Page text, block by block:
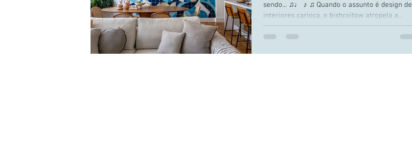
sendo... ♫♩ ♪ ♫ Quando o assunto é design de
interiores carioca, o bishcoitow atropela a...